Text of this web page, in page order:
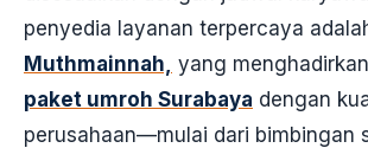
penyedia layanan terpercaya
Muthmainnah, yang
paket umroh Surabaya dengan
perusahaan—mulai dari bimbingan